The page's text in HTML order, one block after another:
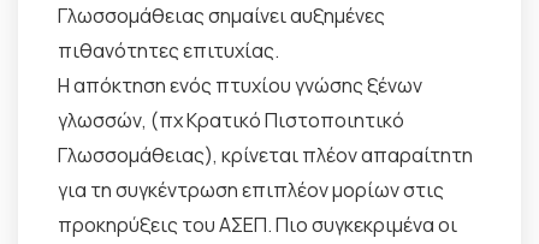
Γλωσσομάθειας σημαίνει αυξημένες
πιθανότητες επιτυχίας.
Η απόκτηση ενός πτυχίου γνώσης ξένων
γλωσσών, (πχ Κρατικό Πιστοποιητικό
Γλωσσομάθειας), κρίνεται πλέον απαραίτητη
για τη συγκέντρωση επιπλέον μορίων στις
προκηρύξεις του ΑΣΕΠ. Πιο συγκεκριμένα οι